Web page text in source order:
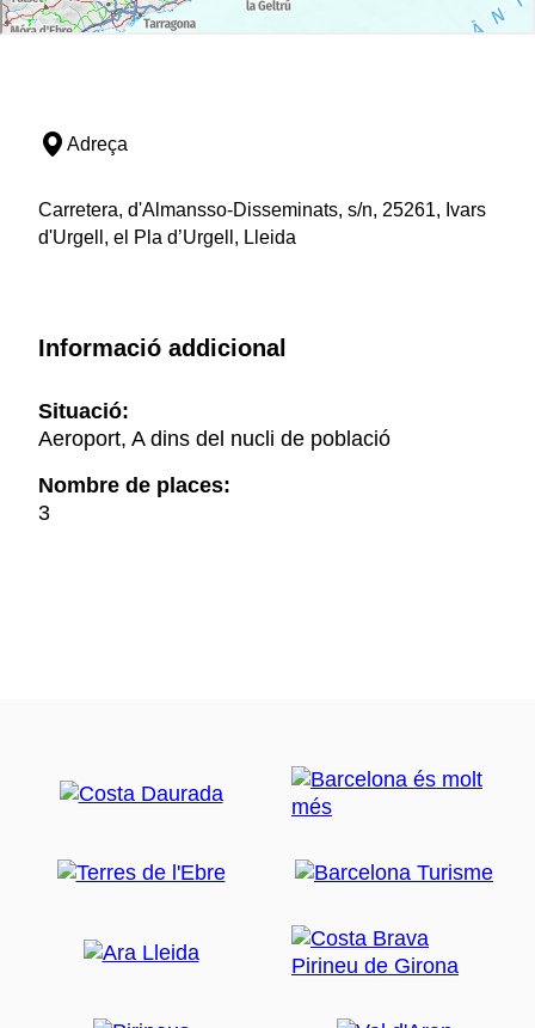
Adreça
Carretera, d'Almansso-Disseminats, s/n, 25261, Ivars
d'Urgell, el Pla d’Urgell, Lleida
Informació addicional
Situació:
Aeroport, A dins del nucli de població
Nombre de places:
3